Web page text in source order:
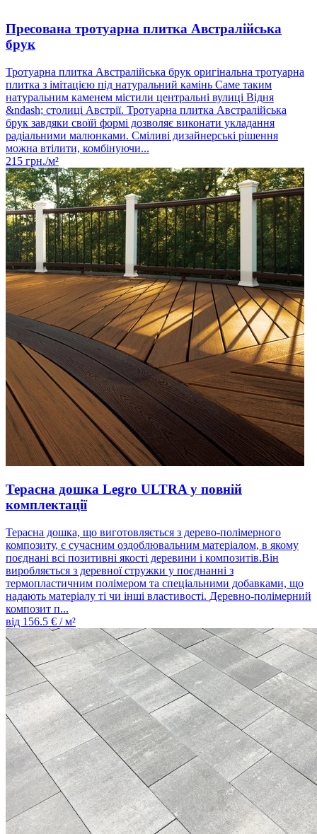
Пресована тротуарна плитка Австралійська
брук
Тротуарна плитка Австралійська брук оригінальна тротуарна
плитка з імітацією під натуральний камінь Саме таким
натуральним каменем містили центральні вулиці Відня
&ndash; столиці Австрії. Тротуарна плитка Австралійська
брук завдяки своїй формі дозволяє виконати укладання
радіальними малюнками. Сміливі дизайнерські рішення
можна втілити, комбінуючи...
215 грн./м²
Терасна дошка Legro ULTRA у повній
комплектації
Терасна дошка, що виготовляється з дерево-полімерного
композиту, є сучасним оздоблювальним матеріалом, в якому
поєднані всі позитивні якості деревини і композитів.Він
виробляється з деревної стружки у поєднанні з
термопластичним полімером та спеціальними добавками, що
надають матеріалу ті чи інші властивості. Деревно-полімерний
композит п...
від 156.5 € / м²